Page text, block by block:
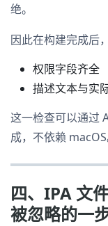
绝。
因此在构建完成后
权限字段齐全
描述文本与实
这一检查可以通过
成，不依赖 macOS
四、IPA 文
被忽略的一